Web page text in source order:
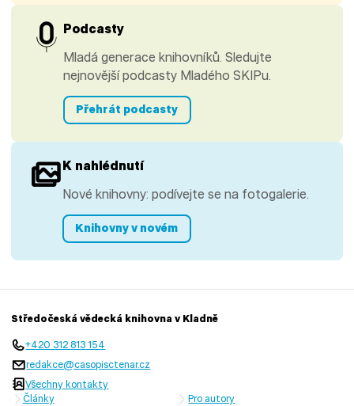
Podcasty
Mladá generace knihovníků. Sledujte
nejnovější podcasty Mladého SKIPu.
Přehrát podcasty
K nahlédnutí
Nové knihovny: podívejte se na fotogalerie.
Knihovny v novém
Středočeská vědecká knihovna v Kladně
+420 312 813 154
redakce@casopisctenar.cz
Všechny kontakty
Články
Pro autory